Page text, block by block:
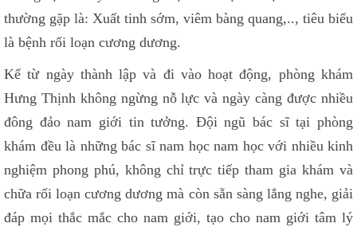
thường gặp là: Xuất tinh sớm, viêm bàng quang,.., tiêu biểu
là bệnh rối loạn cương dương.
Kể từ ngày thành lập và đi vào hoạt động, phòng khám
Hưng Thịnh không ngừng nỗ lực và ngày càng được nhiều
đông đảo nam giới tin tưởng. Đội ngũ bác sĩ tại phòng
khám đều là những bác sĩ nam học nam học với nhiều kinh
nghiệm phong phú, không chỉ trực tiếp tham gia khám và
chữa rối loạn cương dương mà còn sẵn sàng lắng nghe, giải
đáp mọi thắc mắc cho nam giới, tạo cho nam giới tâm lý